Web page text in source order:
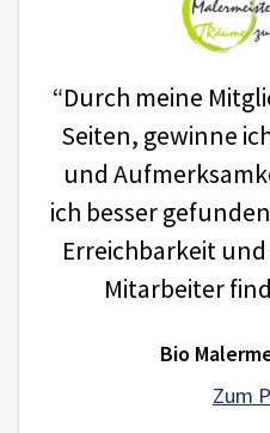
“Durch meine
Seiten, gewinne
und
ich besser
Erreichbarkeit
Mitarbeiter
Bio
Zum